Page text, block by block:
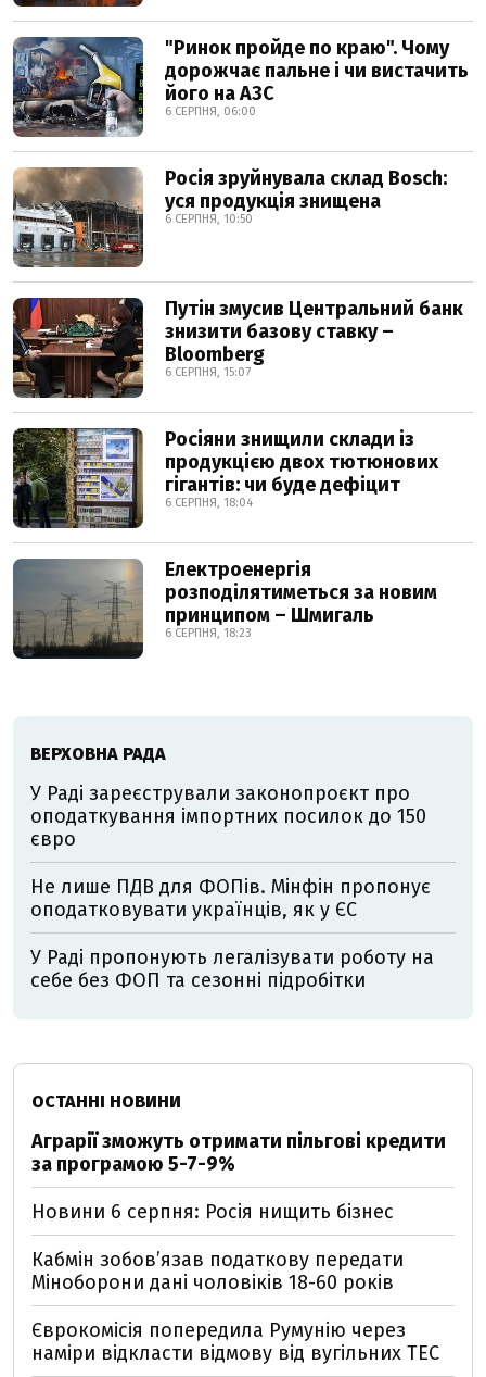
"Ринок пройде по краю". Чому
дорожчає пальне і чи вистачить
його на АЗС
6 СЕРПНЯ, 06:00
Росія зруйнувала склад Bosch:
уся продукція знищена
6 СЕРПНЯ, 10:50
Путін змусив Центральний банк
знизити базову ставку –
Bloomberg
6 СЕРПНЯ, 15:07
Росіяни знищили склади із
продукцією двох тютюнових
гігантів: чи буде дефіцит
6 СЕРПНЯ, 18:04
Електроенергія
розподілятиметься за новим
принципом – Шмигаль
6 СЕРПНЯ, 18:23
ВЕРХОВНА РАДА
У Раді зареєстрували законопроєкт про
оподаткування імпортних посилок до 150
євро
Не лише ПДВ для ФОПів. Мінфін пропонує
оподатковувати українців, як у ЄС
У Раді пропонують легалізувати роботу на
себе без ФОП та сезонні підробітки
ОСТАННІ НОВИНИ
Аграрії зможуть отримати пільгові кредити
за програмою 5-7-9%
Новини 6 серпня: Росія нищить бізнес
Кабмін зобовʼязав податкову передати
Міноборони дані чоловіків 18-60 років
Єврокомісія попередила Румунію через
наміри відкласти відмову від вугільних ТЕС